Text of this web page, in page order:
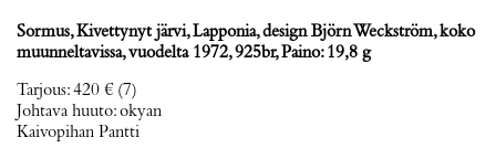
Sormus, Kivettynyt järvi, Lapponia, design Björn Weckström, koko
muunneltavissa, vuodelta 1972, 925br, Paino: 19,8 g
Tarjous:420 € (7)
Johtava huuto:okyan
Kaivopihan Pantti